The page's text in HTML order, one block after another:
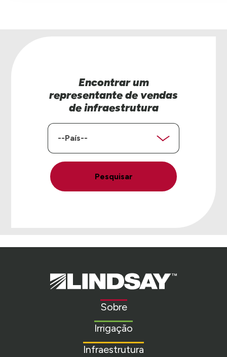
Encontrar um
representante de vendas
de infraestrutura
País
Pesquisar
Lindsay.
Link
Sobre
Irrigação
Infraestrutura